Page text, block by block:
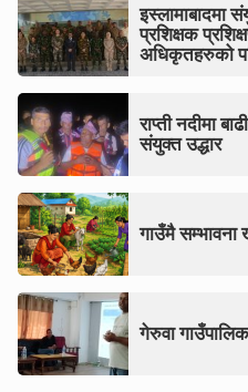
इस्लामाबादमा
प्रशिक्षक
अधिकृतहरुको
राप्ती नदीमा
संयुक्त उद्धार
गाउँमै सम्भावना
गेरुवा